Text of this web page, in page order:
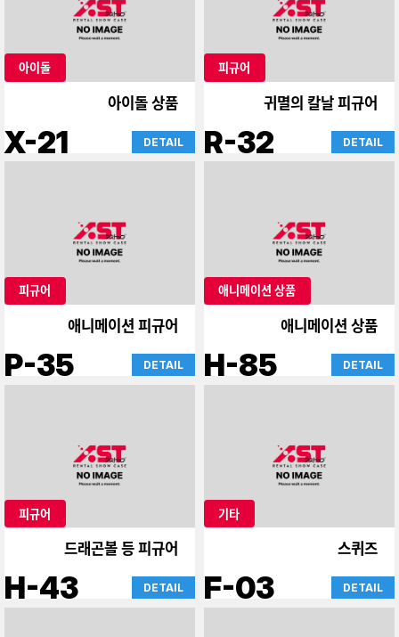
아이돌
아이돌 상품
X-21 DETAIL
피규어
귀멸의 칼날 피규어
R-32 DETAIL
피규어
애니메이션 피규어
P-35 DETAIL
애니메이션 상품
애니메이션 상품
H-85 DETAIL
피규어
드래곤볼 등 피규어
H-43 DETAIL
기타
스퀴즈
F-03 DETAIL